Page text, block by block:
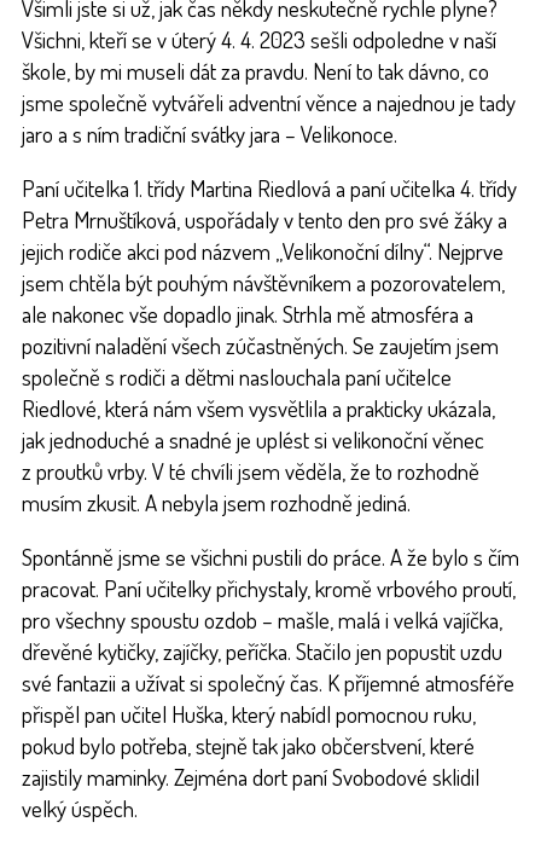
Všimli jste si už, jak čas někdy neskutečně rychle plyne?
Všichni, kteří se v úterý 4. 4. 2023 sešli odpoledne v naší
škole, by mi museli dát za pravdu. Není to tak dávno, co
jsme společně vytvářeli adventní věnce a najednou je tady
jaro a s ním tradiční svátky jara – Velikonoce.
Paní učitelka 1. třídy Martina Riedlová a paní učitelka 4. třídy
Petra Mrnuštíková, uspořádaly v tento den pro své žáky a
jejich rodiče akci pod názvem „Velikonoční dílny“. Nejprve
jsem chtěla být pouhým návštěvníkem a pozorovatelem,
ale nakonec vše dopadlo jinak. Strhla mě atmosféra a
pozitivní naladění všech zúčastněných. Se zaujetím jsem
společně s rodiči a dětmi naslouchala paní učitelce
Riedlové, která nám všem vysvětlila a prakticky ukázala,
jak jednoduché a snadné je uplést si velikonoční věnec
z proutků vrby. V té chvíli jsem věděla, že to rozhodně
musím zkusit. A nebyla jsem rozhodně jediná.
Spontánně jsme se všichni pustili do práce. A že bylo s čím
pracovat. Paní učitelky přichystaly, kromě vrbového proutí,
pro všechny spoustu ozdob – mašle, malá i velká vajíčka,
dřevěné kytičky, zajíčky, peříčka. Stačilo jen popustit uzdu
své fantazii a užívat si společný čas. K příjemné atmosféře
přispěl pan učitel Huška, který nabídl pomocnou ruku,
pokud bylo potřeba, stejně tak jako občerstvení, které
zajistily maminky. Zejména dort paní Svobodové sklidil
velký úspěch.